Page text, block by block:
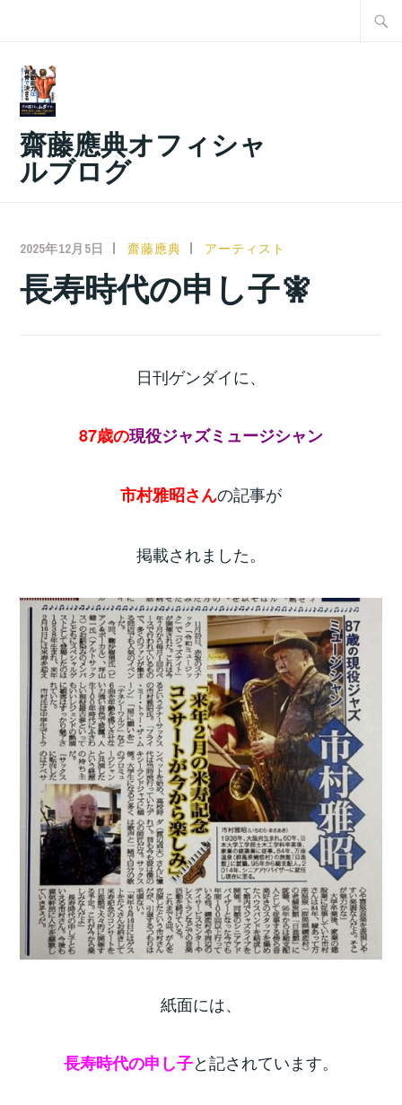
齋藤應典オフィシャ
ルブログ
2025年12月5日 齋藤應典 アーティスト
長寿時代の申し子🧚
日刊ゲンダイに、
87歳の現役ジャズミュージシャン
市村雅昭さんの記事が
掲載されました。
紙面には、
長寿時代の申し子と記されています。